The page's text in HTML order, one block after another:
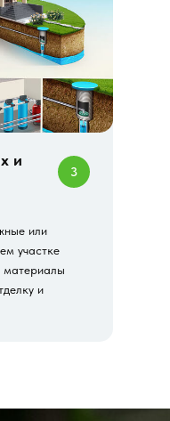
и
или
участке
материалы
и
3